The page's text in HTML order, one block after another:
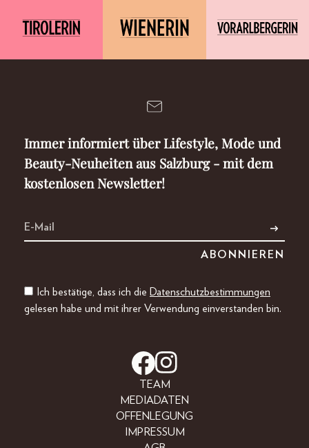
Immer informiert über Lifestyle, Mode und
Beauty-Neuheiten aus Salzburg - mit dem
kostenlosen Newsletter!
Ich bestätige, dass ich die Datenschutzbestimmungen
gelesen habe und mit ihrer Verwendung einverstanden bin.
TEAM
MEDIADATEN
OFFENLEGUNG
IMPRESSUM